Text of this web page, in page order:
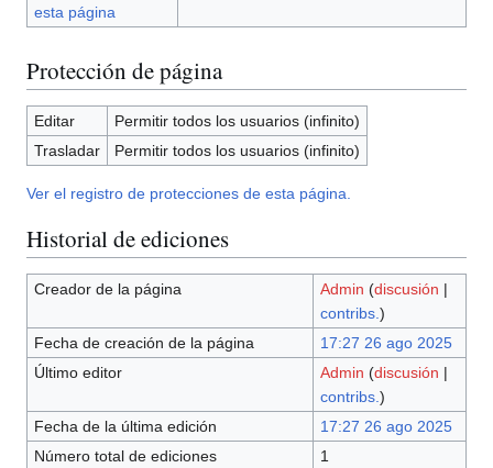
esta página
Protección de página
Editar
Permitir todos los usuarios (infinito)
Trasladar
Permitir todos los usuarios (infinito)
Ver el registro de protecciones de esta página.
Historial de ediciones
Creador de la página Admin (discusión |
contribs.)
Fecha de creación de la página
17:27 26 ago 2025
Último editor
Admin (discusión |
contribs.)
Fecha de la última edición
17:27 26 ago 2025
Número total de ediciones
1